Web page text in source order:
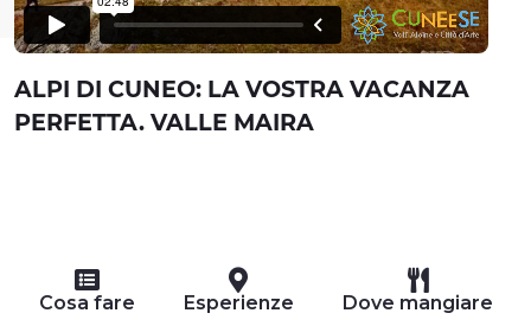
ALPI DI CUNEO: LA VOSTRA VACANZA
PERFETTA. VALLE MAIRA
Cosa fare Esperienze Dove mangiare